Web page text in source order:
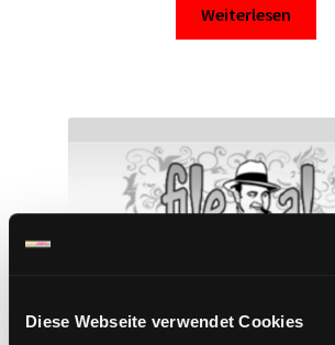
Diese Webseite verwendet Cookies
Weiterlesen